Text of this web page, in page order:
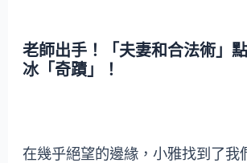
老師出手！「夫妻和合法術」
冰「奇蹟」！
在幾乎絕望的邊緣，小雅找到了我